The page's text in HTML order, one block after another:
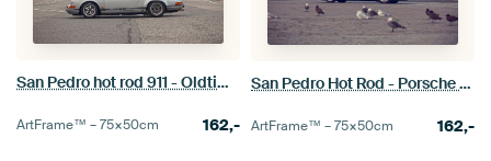
San Pedro hot rod 911 - Oldtimer-Porsche
ArtFrame™ –75×50cm 162,-
San Pedro Hot Rod - Porsche 911
ArtFrame™ –75×50cm 162,-